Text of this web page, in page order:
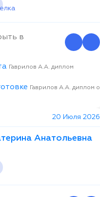
в
Гаврилов А.А. диплом
Гаврилов А.А. диплом о
20 Июля 2026
Анатольевна